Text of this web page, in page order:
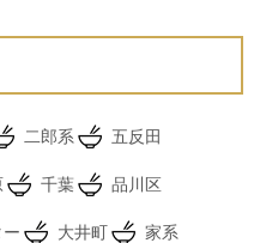
二郎系 五反田
千葉 品川区
大井町 家系